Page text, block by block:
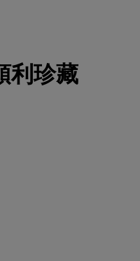
利珍藏